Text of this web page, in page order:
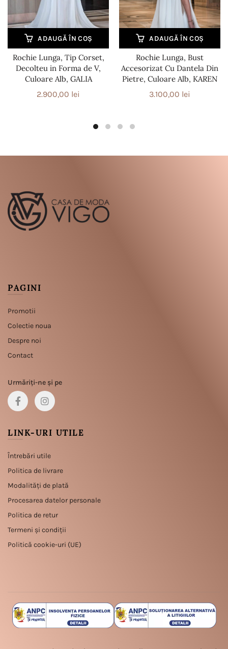
ADAUGĂ ÎN COȘ
Rochie Lunga, Tip Corset,
Decolteu in Forma de V,
Culoare Alb, GALIA
2.900,00 lei
ADAUGĂ ÎN COȘ
Rochie Lunga, Bust
Accesorizat Cu Dantela Din
Pietre, Culoare Alb, KAREN
3.100,00 lei
PAGINI
Promotii
Colectie noua
Despre noi
Contact
Urmăriți-ne și pe
LINK-URI UTILE
Întrebări utile
Politica de livrare
Modalități de plată
Procesarea datelor personale
Politica de retur
Termeni și condiții
Politică cookie-uri (UE)